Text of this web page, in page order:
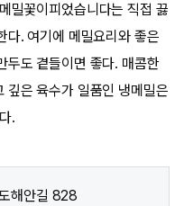
밀꽃이피었습니다는 직접 끓
다. 여기에 메밀요리와 좋은
두도 곁들이면 좋다. 매콤한
깊은 육수가 일품인 냉메밀은
.
해안길 828